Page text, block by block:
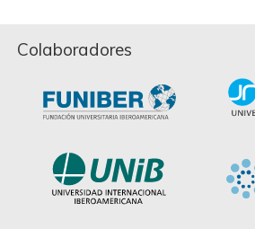
Colaboradores